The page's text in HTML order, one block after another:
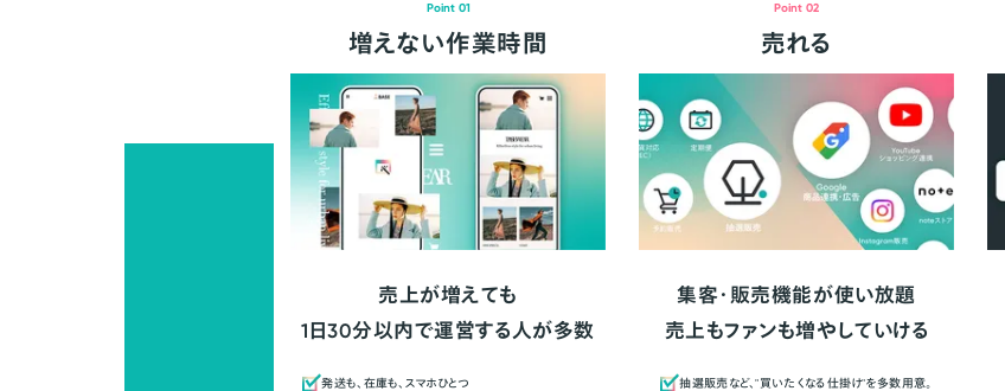
Point 01
増えない作業時間
売上が増えても
1日30分以内で運営する人が多数
発送も、在庫も、スマホひとつ
Point 02
売れる
集客・販売機能が使い放題
売上もファンも増やしていける
抽選販売など、"買いたくなる仕掛け"を多数用意。